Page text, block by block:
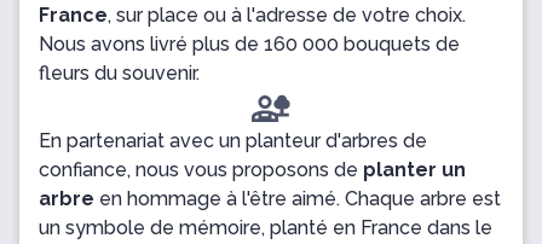
France, sur place ou à l'adresse de votre choix.
Nous avons livré plus de 160 000 bouquets de
fleurs du souvenir.
En partenariat avec un planteur d'arbres de
confiance, nous vous proposons de planter un
arbre en hommage à l'être aimé. Chaque arbre est
un symbole de mémoire, planté en France dans le